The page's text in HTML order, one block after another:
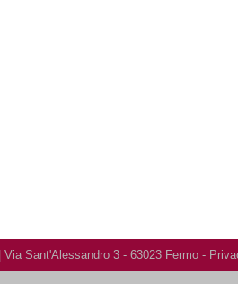
| Via Sant'Alessandro 3 - 63023 Fermo -